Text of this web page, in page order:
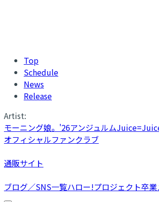
Top
Schedule
News
Release
Artist:
モーニング娘。'26アンジュルム
オフィシャルファンクラブ
通販サイト
ブログ／SNS一覧ハロー!プロジェクト卒業